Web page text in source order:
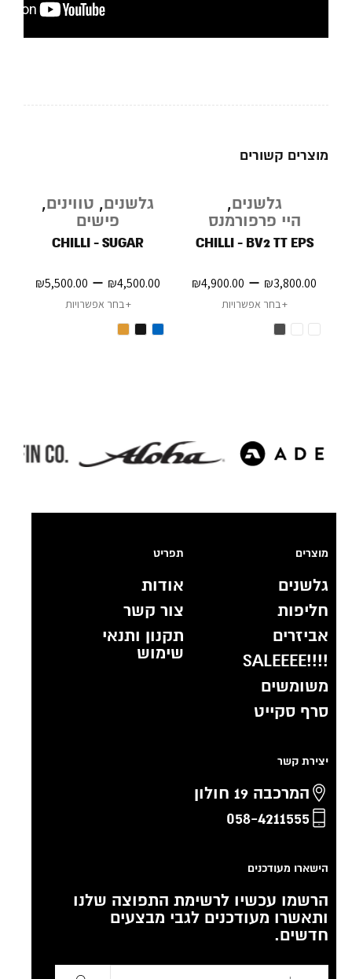
מוצרים קשורים
גלשנים, טווינים,
פישים
CHILLI - SUGAR
₪4,500.00
–
₪5,500.00
בחר אפשרויות
גלשנים,
היי פרפורמנס
CHILLI - BV2 TT EPS
₪3,800.00
–
₪4,900.00
בחר אפשרויות
מוצרים
גלשנים
חליפות
אביזרים
!!!!SALEEEE
משומשים
סרף סקייט
תפריט
אודות
צור קשר
תקנון ותנאי
שימוש
יצירת קשר
המרכבה 19 חולון
058-4211555
הישארו מעודכנים
הרשמו עכשיו לרשימת התפוצה שלנו
ותאשרו מעודכנים לגבי מבצעים
חדשים.